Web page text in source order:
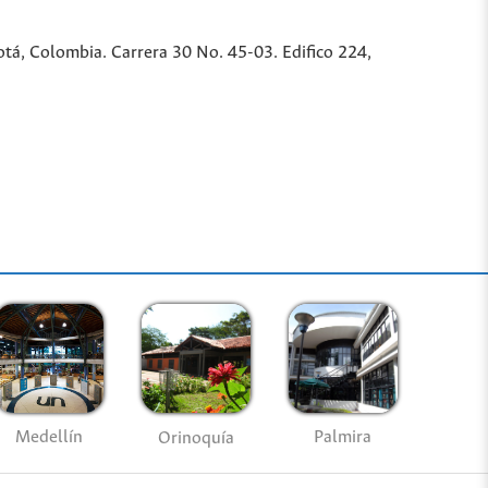
Colombia. Carrera 30 No. 45-03. Edifico 224,
Medellín Orinoquía Palmira